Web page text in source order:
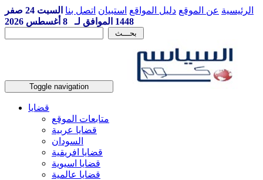
الرئيسية عن الموقع دليل المواقع استبيان اتصل بنا
السبت 24 صفر
1448 الموافق لـ 8 أغسطس 2026
Toggle navigation
قضايا
متابعات الموقع
قضايا عربية
السودان
قضايا افريقية
قضايا اسيوية
قضايا عالمية